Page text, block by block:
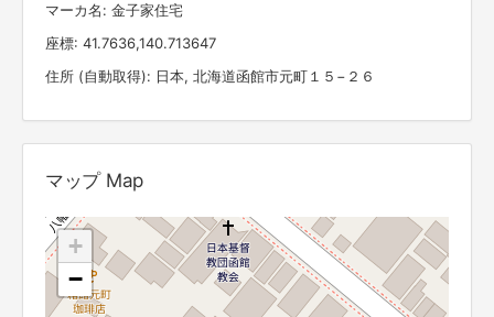
マーカ名: 金子家住宅
座標: 41.7636,140.713647
住所 (自動取得): 日本, 北海道函館市元町１５−２６
マップ Map
+
−